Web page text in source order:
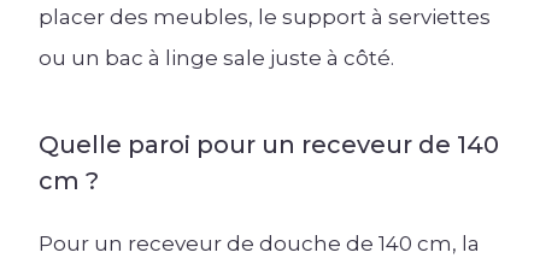
placer des meubles, le support à serviettes
ou un bac à linge sale juste à côté.
Quelle paroi pour un receveur de 140
cm ?
Pour un receveur de douche de 140 cm, la